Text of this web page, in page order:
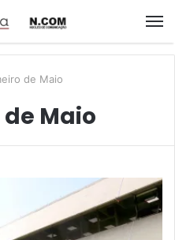
de Maio
Maio